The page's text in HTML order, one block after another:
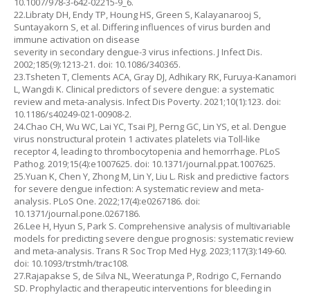
22.Libraty DH, Endy TP, Houng HS, Green S, Kalayanarooj S,
Suntayakorn S, et al. Differing influences of virus burden and
immune activation on disease
severity in secondary dengue-3 virus infections. J Infect Dis.
2002;185(9):1213-21. doi: 10.1086/340365.
23.Tsheten T, Clements ACA, Gray DJ, Adhikary RK, Furuya-Kanamori
L, Wangdi K. Clinical predictors of severe dengue: a systematic
review and meta-analysis. Infect Dis Poverty. 2021;10(1):123. doi:
10.1186/s40249-021-00908-2.
24.Chao CH, Wu WC, Lai YC, Tsai PJ, Perng GC, Lin YS, et al. Dengue
virus nonstructural protein 1 activates platelets via Toll-like
receptor 4, leading to thrombocytopenia and hemorrhage. PLoS
Pathog. 2019;15(4):e1007625. doi: 10.1371/journal.ppat.1007625.
25.Yuan K, Chen Y, Zhong M, Lin Y, Liu L. Risk and predictive factors
for severe dengue infection: A systematic review and meta-
analysis. PLoS One. 2022;17(4):e0267186. doi:
10.1371/journal.pone.0267186.
26.Lee H, Hyun S, Park S. Comprehensive analysis of multivariable
models for predicting severe dengue prognosis: systematic review
and meta-analysis. Trans R Soc Trop Med Hyg. 2023;117(3):149-60.
doi: 10.1093/trstmh/trac108.
27.Rajapakse S, de Silva NL, Weeratunga P, Rodrigo C, Fernando
SD. Prophylactic and therapeutic interventions for bleeding in